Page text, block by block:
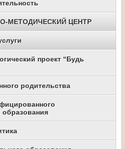
МЕТОДИЧЕСКИЙ ЦЕНТР
проект “Будь
родительства
образования